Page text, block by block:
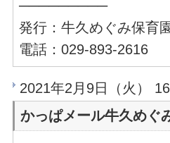
─────────
発行：牛久めぐみ保育
電話：029-893-2616
2021年2月9日（火）
かっぱメール牛久めぐ